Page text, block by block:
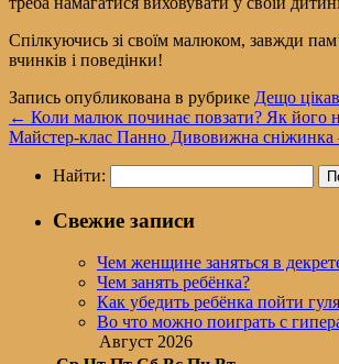
Спілкуючись зі своїм малюком, завжди
вчинків і поведінки!
Запись опубликована в рубрике Дещо
← Коли малюк починає повзати? Як його
Майстер-клас Панно Дивовижна сніжинка
Найти:
Свежие записи
Чем женщине заняться в
Чем занять ребёнка?
Как убедить ребёнка пойти
Во что можно поиграть с
Август 2026